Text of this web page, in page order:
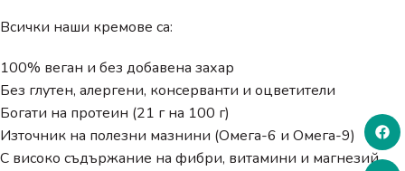
Всички наши кремове са:
100% веган и без добавена захар
Без глутен, алергени, консерванти и оцветители
Богати на протеин (21 г на 100 г)
Източник на полезни мазнини (Омега-6 и Омега-9)
С високо съдържание на фибри, витамини и магнезий